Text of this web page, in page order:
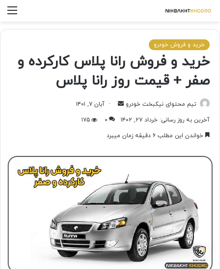
خرید و فروش خودرو
خرید و فروش رانا پلاس کارکرده و
صفر + قیمت روز رانا پلاس
تیم محتوای نیکبخت خودرو
آبان ۷, ۱۴۰۱
آخرین به روز رسانی: خرداد ۲۷, ۱۴۰۲
۰
۱۷۵
خواندن این مطلب ۶ دقیقه زمان میبرد